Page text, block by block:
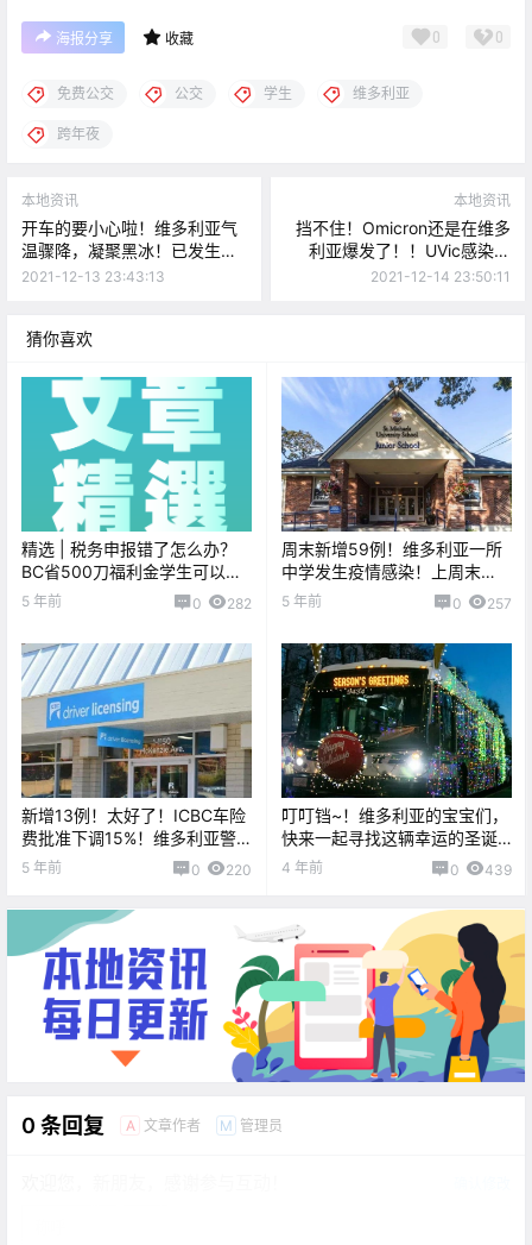
海报分享 收藏 0 0
免费公交 公交 学生 维多利亚
跨年夜
本地资讯
开车的要小心啦！维多利亚气
温骤降，凝聚黑冰！已发生多
起交通事故！！
2021-12-13 23:43:13
本地资讯
挡不住！Omicron还是在维多
利亚爆发了！！UVic感染百
人，4例变种感染！！
2021-12-14 23:50:11
猜你喜欢
精选 | 税务申报错了怎么办？
BC省500刀福利金学生可以领
吗？
5 年前 0 282
周末新增59例！维多利亚一所
中学发生疫情感染！上周末
UVIC学生百人群聚遭警察罚
5 年前 0 257
新增13例！太好了！ICBC车险
费批准下调15%！维多利亚警
方在调查公交性侵案！！
5 年前 0 220
叮叮铛~！维多利亚的宝宝们，
快来一起寻找这辆幸运的圣诞
BUS，为圣诞节预热吧！！
4 年前 0 439
0 条回复 A 文章作者 M 管理员